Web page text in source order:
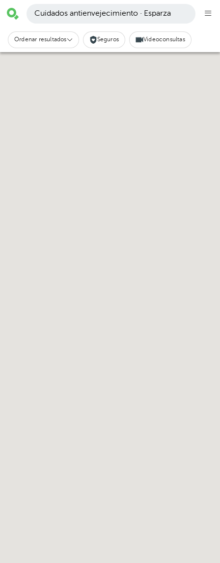
Cuidados antienvejecimiento · Esparza
Ordenar resultados Seguros Videoconsultas